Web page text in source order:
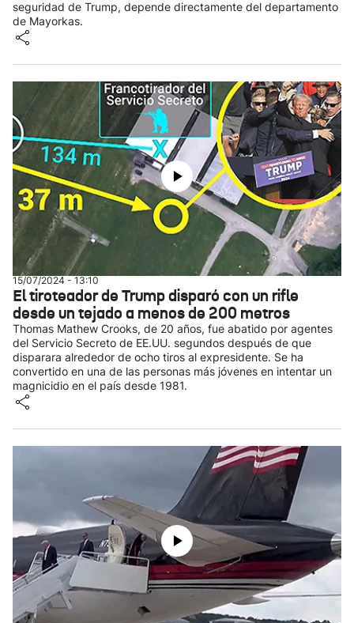
seguridad de Trump, depende directamente del departamento
de Mayorkas.
15/07/2024 - 13:10
El tiroteador de Trump disparó con un rifle
desde un tejado a menos de 200 metros
Thomas Mathew Crooks, de 20 años, fue abatido por agentes
del Servicio Secreto de EE.UU. segundos después de que
disparara alrededor de ocho tiros al expresidente. Se ha
convertido en una de las personas más jóvenes en intentar un
magnicidio en el país desde 1981.